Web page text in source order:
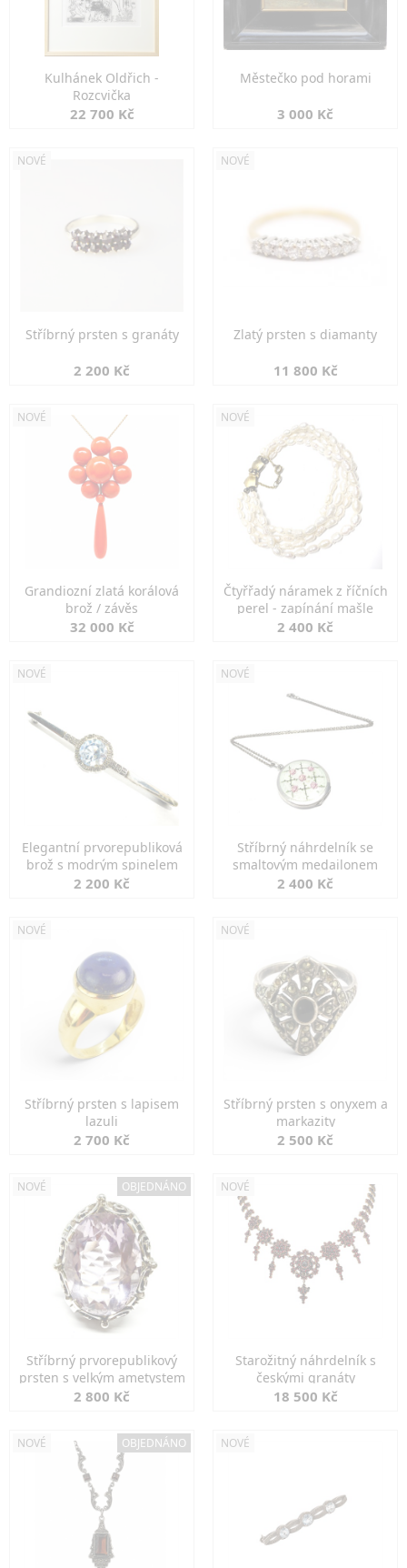
Kulhánek Oldřich -
Rozcvička
22 700 Kč
Městečko pod horami
3 000 Kč
NOVÉ
Stříbrný prsten s granáty
2 200 Kč
NOVÉ
Zlatý prsten s diamanty
11 800 Kč
NOVÉ
Grandiozní zlatá korálová
brož / závěs
32 000 Kč
NOVÉ
Čtyřřadý náramek z říčních
perel - zapínání mašle
2 400 Kč
NOVÉ
Elegantní prvorepubliková
brož s modrým spinelem
2 200 Kč
NOVÉ
Stříbrný náhrdelník se
smaltovým medailonem
2 400 Kč
NOVÉ
Stříbrný prsten s lapisem
lazuli
2 700 Kč
NOVÉ
Stříbrný prsten s onyxem a
markazity
2 500 Kč
NOVÉ OBJEDNÁNO
Stříbrný prvorepublikový
prsten s velkým ametystem
2 800 Kč
NOVÉ
Starožitný náhrdelník s
českými granáty
18 500 Kč
NOVÉ OBJEDNÁNO NOVÉ